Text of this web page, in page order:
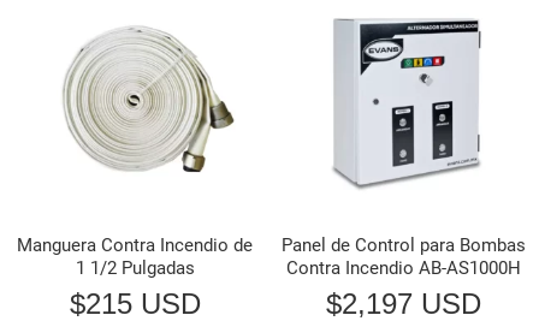
Manguera Contra Incendio de
1 1/2 Pulgadas
$215 USD
Panel de Control para Bombas
Contra Incendio AB-AS1000H
$2,197 USD